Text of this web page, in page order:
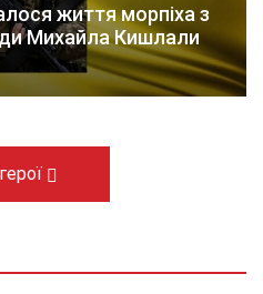
життя морпіха з
Михайла Кишлали